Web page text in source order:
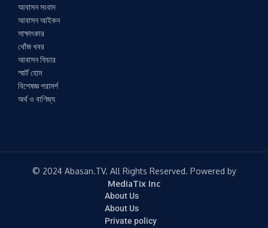
আবাসন সংবাদ
আবাসন আইকন
সাক্ষাৎকার
খোঁজ খবর
আবাসন ফিচার
স্মার্ট হোম
বিশেষজ্ঞ পরামর্শ
অর্থ ও বাণিজ্য
© 2024 Abasan.TV. All Rights Reserved. Powered by
MediaTix Inc
About Us
About Us
Private policy